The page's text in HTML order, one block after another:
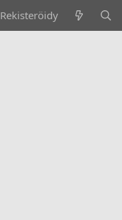
Rekisteröidy